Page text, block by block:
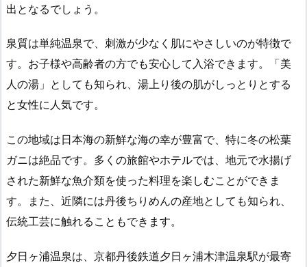
出となるでしょう。
泉質は単純温泉で、刺激が少なく肌にやさしいのが特徴で
す。お子様や高齢者の方でも安心して入浴できます。「美
人の湯」としても知られ、湯上り後の肌がしっとりとする
と女性に人気です。
この地域は日本海の新鮮な海の幸が豊富で、特に冬の松葉
ガニは絶品です。多くの旅館やホテルでは、地元で水揚げ
された新鮮な魚介類を使った料理を楽しむことができま
す。また、近隣には丹後ちりめんの産地としても知られ、
伝統工芸に触れることもできます。
夕日ヶ浦温泉は、京都丹後鉄道夕日ヶ浦木津温泉駅が最寄